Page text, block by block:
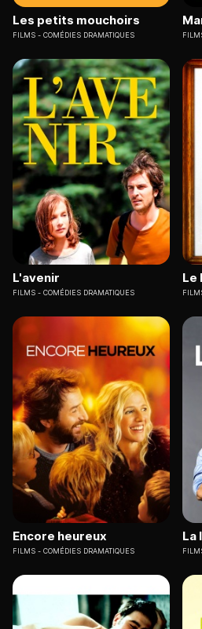
Les petits mouchoirs
FILMS COMÉDIES DRAMATIQUES
L'avenir
FILMS COMÉDIES DRAMATIQUES
Le
Encore heureux
FILMS COMÉDIES DRAMATIQUES
La